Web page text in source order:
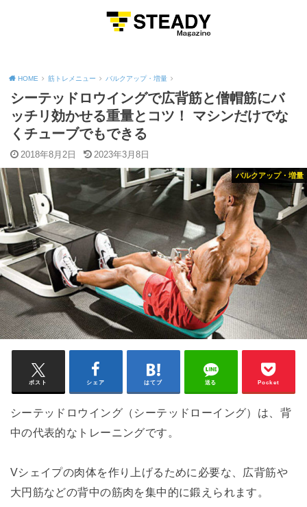
HOME 筋トレメニュー バルクアップ・増量
シーテッドロウイングで広背筋と僧帽筋にバ
ッチリ効かせる重量とコツ！ マシンだけでな
くチューブでもできる
2018年8月2日 2023年3月8日
バルクアップ・増量
ポスト シェア はてブ 送る Pocket
シーテッドロウイング（シーテッドローイング）は、背
中の代表的なトレーニングです。
Vシェイプの肉体を作り上げるために必要な、広背筋や
大円筋などの背中の筋肉を集中的に鍛えられます。